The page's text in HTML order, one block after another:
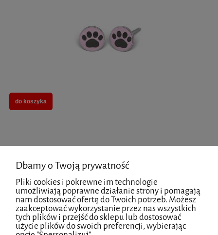
do koszyka
Dbamy o Twoją prywatność
Pliki cookies i pokrewne im technologie
umożliwiają poprawne działanie strony i pomagają
nam dostosować ofertę do Twoich potrzeb. Możesz
zaakceptować wykorzystanie przez nas wszystkich
tych plików i przejść do sklepu lub dostosować
użycie plików do swoich preferencji, wybierając